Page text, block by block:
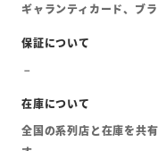
ギャランティカード、ブ
全国の系列店と在庫を共